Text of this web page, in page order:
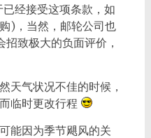
经接受这项条款，如
)，当然，邮轮公司也
致极大的负面评价，
天气状况不佳的时候，
临时更改行程
能因为季节飓风的关